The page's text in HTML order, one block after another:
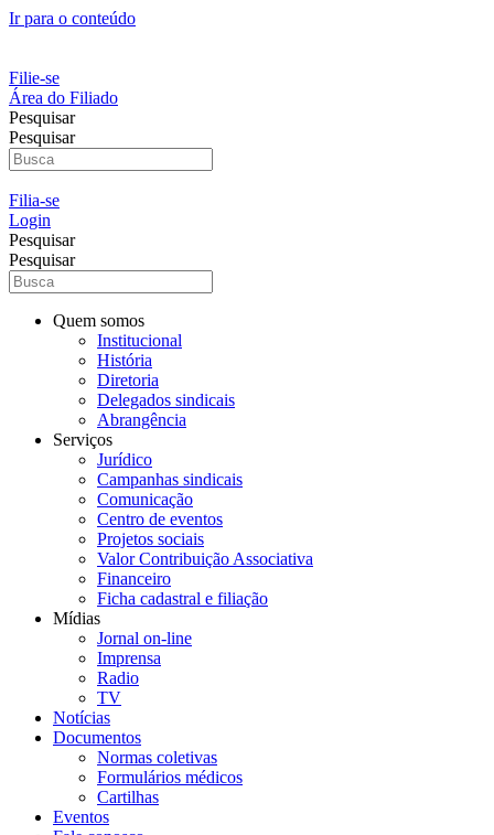
Ir para o conteúdo
Filie-se
Área do Filiado
Pesquisar
Pesquisar
Filia-se
Login
Pesquisar
Pesquisar
Quem somos
Institucional
História
Diretoria
Delegados sindicais
Abrangência
Serviços
Jurídico
Campanhas sindicais
Comunicação
Centro de eventos
Projetos sociais
Valor Contribuição Associativa
Financeiro
Ficha cadastral e filiação
Mídias
Jornal on-line
Imprensa
Radio
TV
Notícias
Documentos
Normas coletivas
Formulários médicos
Cartilhas
Eventos